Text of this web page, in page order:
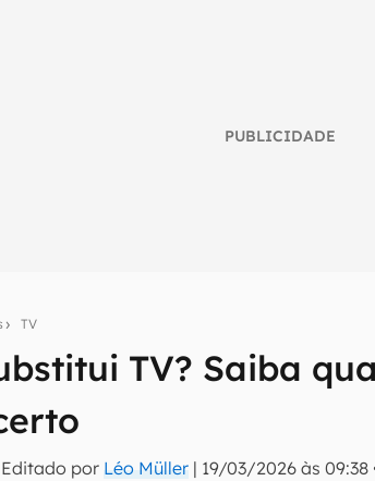
PUBLICIDADE
TV
TV? Saiba
Editado por Léo Müller | 19/03/2026 às 09:38
do Canaltech e receba notícias e reviews